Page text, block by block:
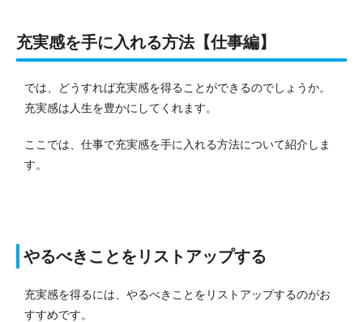
充実感を手に入れる方法【仕事編】
では、どうすれば充実感を得ることができるのでしょうか。
充実感は人生を豊かにしてくれます。
ここでは、仕事で充実感を手に入れる方法について紹介しま
す。
やるべきことをリストアップする
充実感を得るには、やるべきことをリストアップするのがお
すすめです。